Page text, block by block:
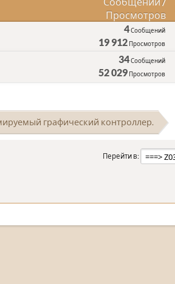
Просмотров
4Сообщений
19 912 Просмотров
34Сообщений
52 029 Просмотров
графический контроллер.
Перейти в